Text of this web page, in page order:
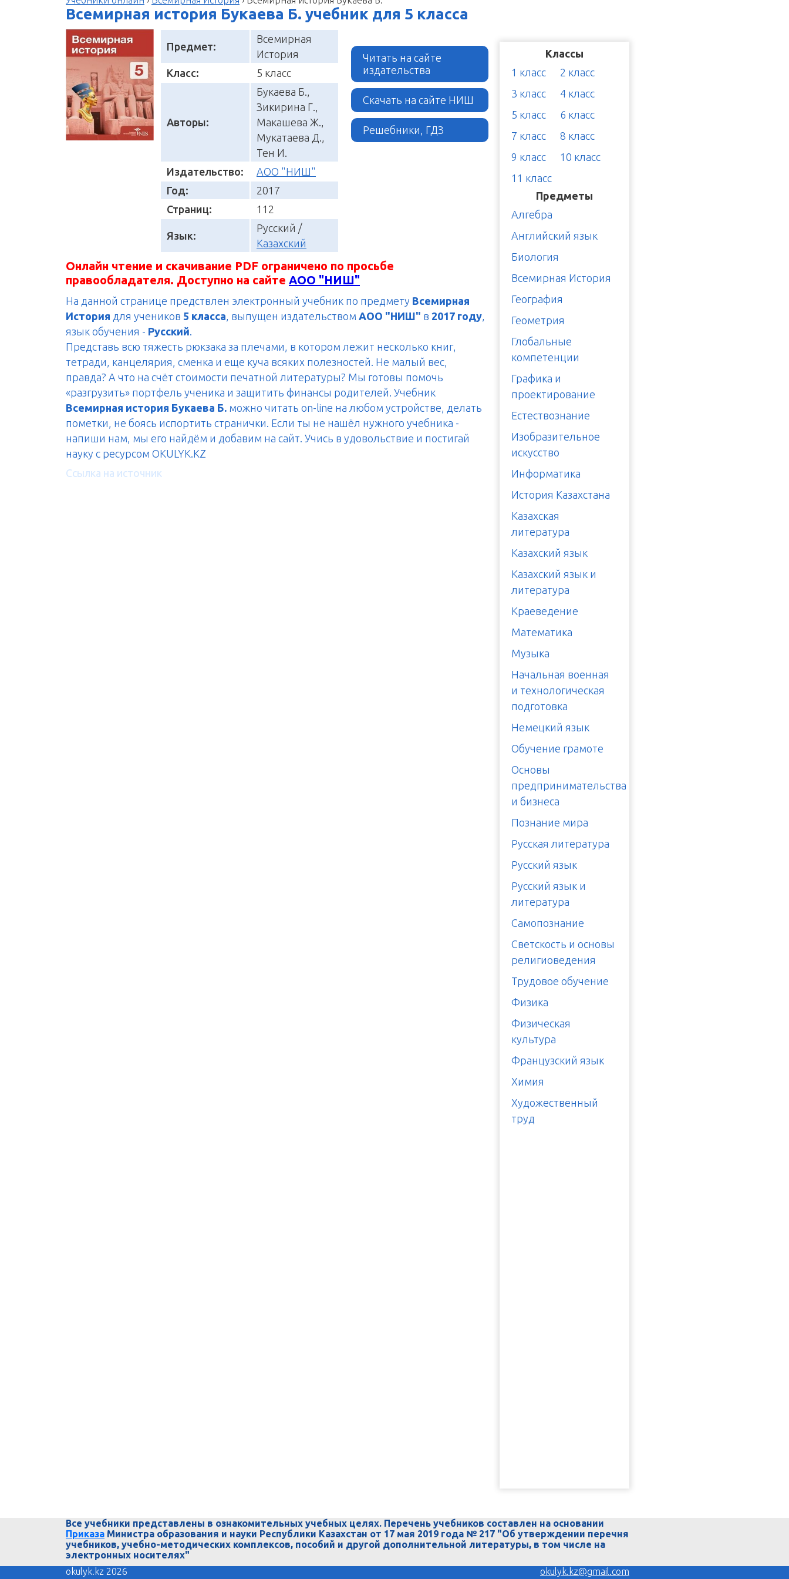
Всемирная история Букаева Б. учебник для 5 класса
Предмет:
Всемирная
История
Класс:
5 класс
Авторы:
Букаева Б.,
Зикирина Г.,
Макашева Ж.,
Мукатаева Д.,
Тен И.
Издательство:
АОО "НИШ"
Год:
2017
Страниц:
112
Язык:
Русский /
Казахский
Читать на сайте
издательства
Скачать на сайте НИШ
Решебники, ГДЗ
Онлайн чтение и скачивание PDF ограничено по просьбе
правообладателя. Доступно на сайте АОО "НИШ"
На данной странице предствлен электронный учебник по предмету Всемирная
История для учеников 5 класса, выпущен издательством АОО "НИШ" в 2017 году,
язык обучения - Русский.
Представь всю тяжесть рюкзака за плечами, в котором лежит несколько книг,
тетради, канцелярия, сменка и еще куча всяких полезностей. Не малый вес,
правда? А что на счёт стоимости печатной литературы? Мы готовы помочь
«разгрузить» портфель ученика и защитить финансы родителей. Учебник
Всемирная история Букаева Б. можно читать on-line на любом устройстве, делать
пометки, не боясь испортить странички. Если ты не нашёл нужного учебника -
напиши нам, мы его найдём и добавим на сайт. Учись в удовольствие и постигай
науку с ресурсом OKULYK.KZ
Ссылка на источник
Классы
1 класс
2 класс
3 класс
4 класс
5 класс
6 класс
7 класс
8 класс
9 класс
10 класс
11 класс
Предметы
Алгебра
Английский язык
Биология
Всемирная История
География
Геометрия
Глобальные
компетенции
Графика и
проектирование
Естествознание
Изобразительное
искусство
Информатика
История Казахстана
Казахская
литература
Казахский язык
Казахский язык и
литература
Краеведение
Математика
Музыка
Начальная военная
и технологическая
подготовка
Немецкий язык
Обучение грамоте
Основы
предпринимательства
и бизнеса
Познание мира
Русская литература
Русский язык
Русский язык и
литература
Самопознание
Светскость и основы
религиоведения
Трудовое обучение
Физика
Физическая
культура
Французский язык
Химия
Художественный
труд
Все учебники представлены в ознакомительных учебных целях. Перечень учебников составлен на основании
Приказа Министра образования и науки Республики Казахстан от 17 мая 2019 года № 217 "Об утверждении перечня
учебников, учебно-методических комплексов, пособий и другой дополнительной литературы, в том числе на
электронных носителях"
okulyk.kz 2026
okulyk.kz@gmail.com